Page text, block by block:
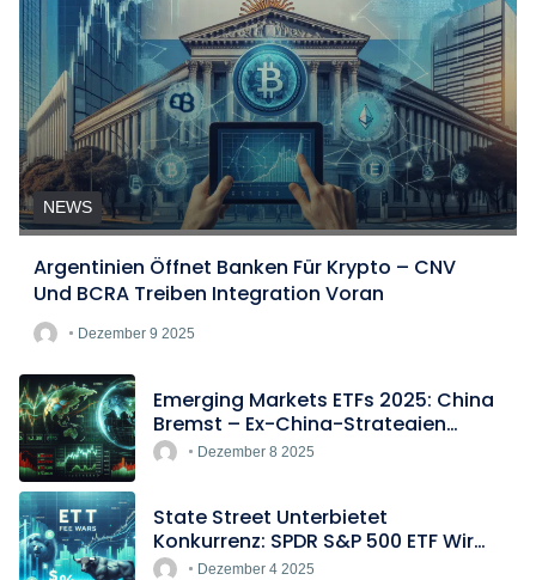
NEWS
Argentinien Öffnet Banken Für Krypto – CNV
Und BCRA Treiben Integration Voran
Dezember 9 2025
Emerging Markets ETFs 2025: China
Bremst – Ex-China-Strategien
BoomenDezember 8 2025
State Street Unterbietet
Konkurrenz: SPDR S&P 500 ETF Wird
Europas Günstigster Indextracker
Dezember 4 2025